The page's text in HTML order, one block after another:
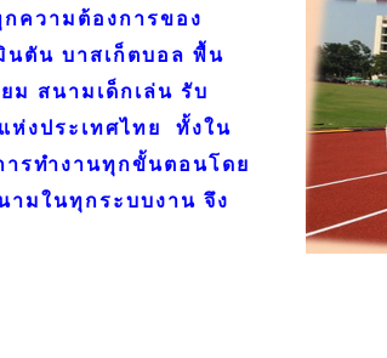
ความต้องการของ
นตัน บาสเก็ตบอล พื้น
สนามเด็กเล่น รับ
งประเทศไทย ทั้งใน
ารทำงานทุกขั้นตอนโดย
มในทุกระบบงาน จึง